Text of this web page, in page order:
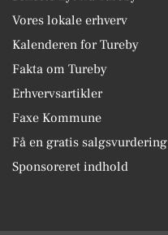
Vores lokale erhverv
Kalenderen for Tureby
Fakta om Tureby
Erhvervsartikler
Faxe Kommune
Få en gratis salgsvurdering
Sponsoreret indhold